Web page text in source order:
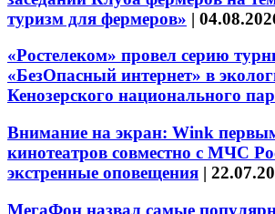
туризм для фермеров» |
«Ростелеком» провел серию
«БезОпасный интернет» в
Кенозерского национального
Внимание на экран: Wink
кинотеатров совместно с МЧС
экстренные оповещения |
МегаФон назвал самые